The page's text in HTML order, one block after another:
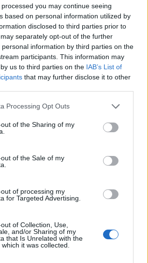
you may continue seeing
based on personal information utilized by
disclosed to third parties prior to
separately opt-out of the further
information by third parties on the
participants. This information may
us to third parties on the IAB’s List of
that may further disclose it to other
website/app uses one or more Google
visit or usage behaviour. You may click to
to Google and its third-party tags to
specified purposes in below Google
Processing Opt Outs
of the Sharing of my
of the Sale of my
of processing my
for Targeted Advertising.
of Collection, Use,
and/or Sharing of my
that Is Unrelated with the
it was collected.
στη
ΤΟΠΙΚΉ ΕΠΙΚΑΙΡΌΤΗΤΑ
Πληθώρα
εκδηλώσεων το
Σάββατο 8 Αυγούστου
στον Δήμο Βοΐου –
Αναλυτικό
Πρόγραμμα